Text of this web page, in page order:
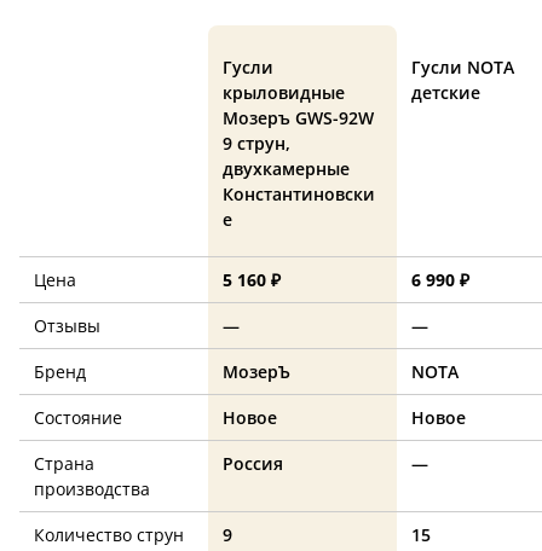
Гусли
крыловидные
Мозеръ GWS-92W
9 струн,
двухкамерные
Константиновски
е
Гусли NOTA
детские
Цена 5 160 ₽
6 990 ₽
Отзывы
—
—
Бренд
МозерЪ
NOTA
Состояние
Новое
Новое
Страна
производства
Россия —
Количество струн 9
15